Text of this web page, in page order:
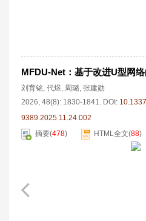
MFDU-Net：基于改进U型网
刘育铭, 代煜, 周璐, 张建勋
2026, 48(8): 1830-1841. DOI:
9389.2025.11.24.002
摘要(478) HTML全文(88)